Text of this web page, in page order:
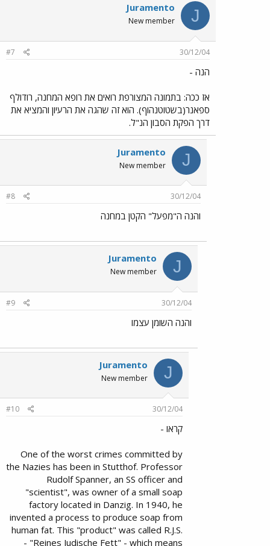
J
Juramento
New member
30/12/04
#7
הנה -
אז ככה: בתמונה המצורפת רואים את רופא המחנה, רודולף
ספאנר(בשטוטנהוף). הוא זה שהגה את הרעיון והמציא את
דרך הפקת הסבון הנ"ל.
J
Juramento
New member
30/12/04
#8
והנה ה"מפעל" הקטן במחנה
J
Juramento
New member
30/12/04
#9
והנה השומן עצמו
J
Juramento
New member
30/12/04
#10
קראו -
One of the worst crimes committed by
the Nazies has been in Stutthof. Professor
Rudolf Spanner, an SS officer and
"scientist", was owner of a small soap
factory located in Danzig. In 1940, he
invented a process to produce soap from
human fat. This "product" was called R.J.S.
- "Reines Judische Fett" - which means